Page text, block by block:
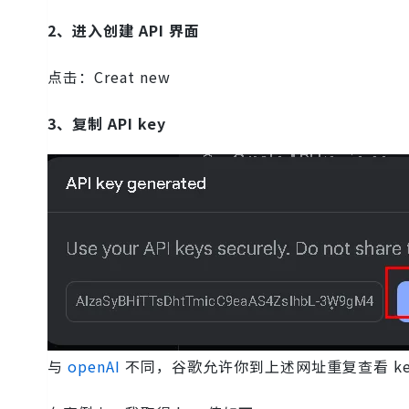
2、进入创建 API 界面
点击：Creat new
3、复制 API key
与 openAI 不同，谷歌允许你到上述网址重复查看